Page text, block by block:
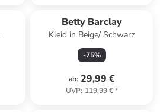
Betty Barclay
Kleid in Beige/ Schwarz
-75%
ab: 29,99 €
UVP: 119,99 €*